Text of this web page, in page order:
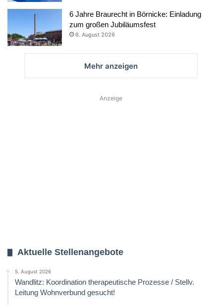
6 Jahre Braurecht in Börnicke: Einladung
zum großen Jubiläumsfest
6. August 2026
Mehr anzeigen
Anzeige
Aktuelle Stellenangebote
5. August 2026
Wandlitz: Koordination therapeutische Prozesse / Stellv.
Leitung Wohnverbund gesucht!